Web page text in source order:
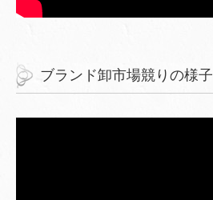
ブランド卸市場競りの様子